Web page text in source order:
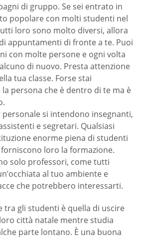
di gruppo. Se sei entrato in
popolare con molti studenti nel
loro sono molto diversi, allora
appuntamenti di fronte a te. Puoi
con molte persone e ogni volta
di nuovo. Presta attenzione
tua classe. Forse stai
persona che è dentro di te ma è
personale si intendono insegnanti,
e segretari. Qualsiasi
enorme piena di studenti
loro la formazione.
solo professori, come tutti
al tuo ambiente e
che potrebbero interessarti.
tra gli studenti è quella di uscire
città natale mentre studia
parte lontano. È una buona